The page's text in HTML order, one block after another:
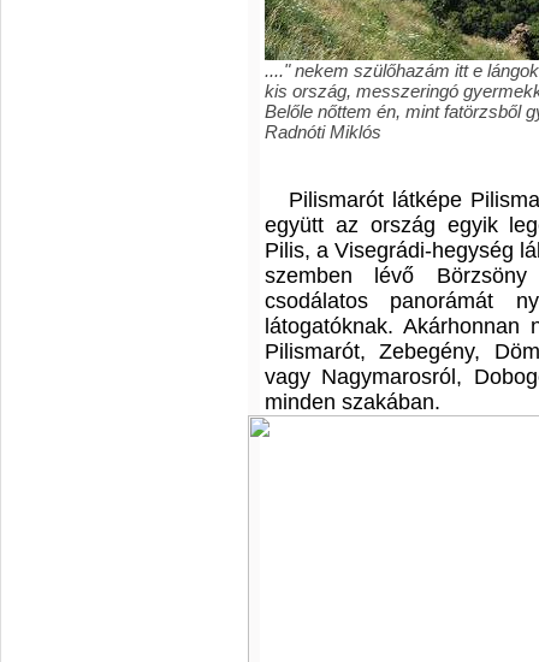
...."nekem szülőhazám itt e
kis ország, messzeringó
Belőle nőttem én, mint fatörzsből
Radnóti Miklós
Pilismarót látképe
együtt az ország egyik
Pilis, a Visegrádi-hegység
szemben lévő
csodálatos
látogatóknak.
Pilismarót, Zebegény,
vagy Nagymarosról,
minden szakában.